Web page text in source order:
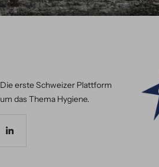
Die erste Schweizer Plattform
das Thema Hygiene.